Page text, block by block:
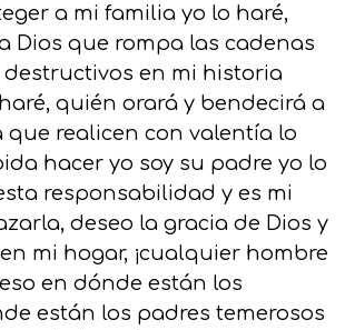
a mi familia yo lo haré,
Dios que rompa las cadenas
en mi historia
quién orará y bendecirá a
que realicen con valentía lo
hacer yo soy su padre yo lo
responsabilidad y es mi
deseo la gracia de Dios y
mi hogar, ¡cualquier hombre
en dónde están los
están los padres temerosos